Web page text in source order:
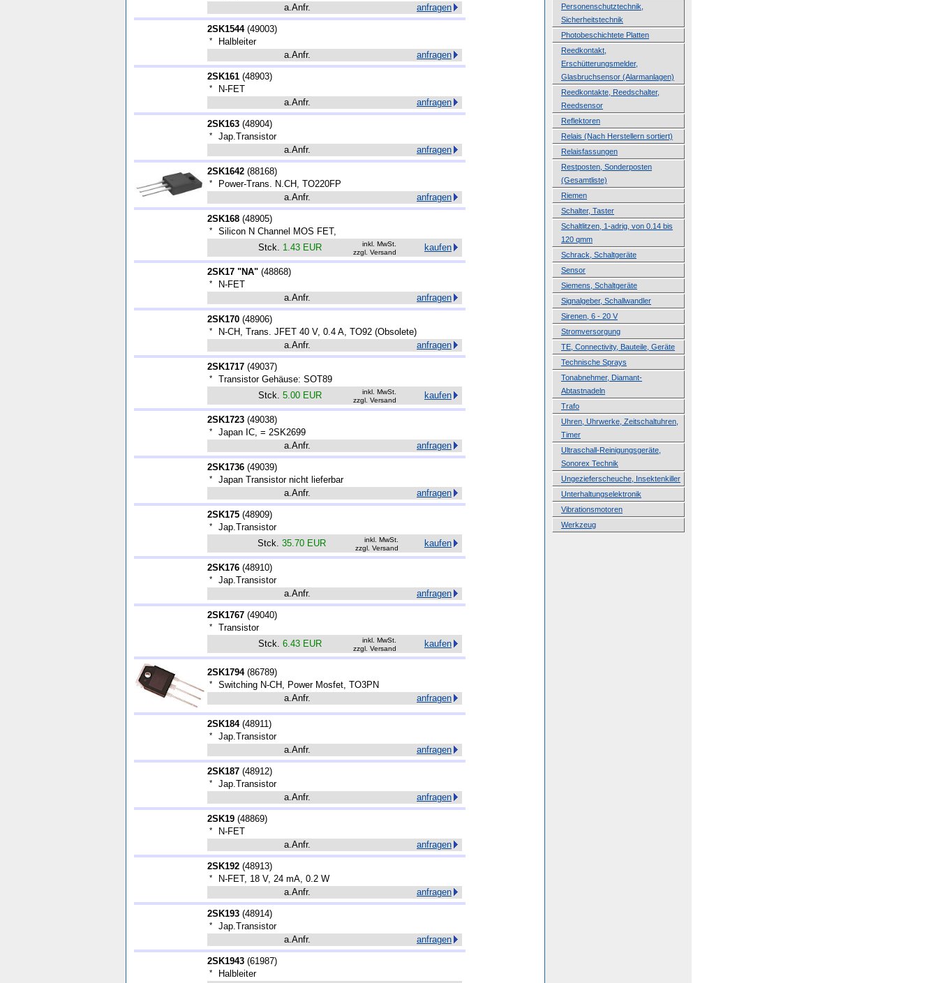
a.Anfr.
anfragen
2SK1544(49003)
*
Halbleiter
a.Anfr.
anfragen
2SK161 (48903)
*
N-FET
a.Anfr.
anfragen
2SK163 (48904)
*
Jap.Transistor
a.Anfr.
anfragen
2SK1642 (88168)
*
Power-Trans. N.CH, TO220FP
a.Anfr.
anfragen
2SK168 (48905)
*
Silicon N Channel MOS FET,
Stck. 1.43 EUR
inkl. MwSt.
zzgl. Versand
kaufen
2SK17 "NA" (48868)
*
N-FET
a.Anfr.
anfragen
2SK170 (48906)
*
N-CH, Trans. JFET 40 V, 0.4 A, TO92 (Obsolete)
a.Anfr.
anfragen
2SK1717 (49037)
*
Transistor Gehäuse: SOT89
Stck. 5.00 EUR
inkl. MwSt.
zzgl. Versand
kaufen
2SK1723 (49038)
*
Japan IC, = 2SK2699
a.Anfr.
anfragen
2SK1736 (49039)
*
Japan Transistor nicht lieferbar
a.Anfr.
anfragen
2SK175 (48909)
*
Jap.Transistor
Stck. 35.70 EUR
inkl. MwSt.
zzgl. Versand
kaufen
2SK176 (48910)
*
Jap.Transistor
a.Anfr.
anfragen
2SK1767 (49040)
*
Transistor
Stck. 6.43 EUR
inkl. MwSt.
zzgl. Versand
kaufen
2SK1794(86789)
*
Switching N-CH, Power Mosfet, TO3PN
a.Anfr.
anfragen
2SK184(48911)
*
Jap.Transistor
a.Anfr.
anfragen
2SK187 (48912)
*
Jap.Transistor
a.Anfr.
anfragen
2SK19 (48869)
*
N-FET
a.Anfr.
anfragen
2SK192 (48913)
*
N-FET, 18 V, 24 mA, 0.2 W
a.Anfr.
anfragen
2SK193 (48914)
*
Jap.Transistor
a.Anfr.
anfragen
2SK1943 (61987)
*
Halbleiter
Personenschutztechnik,
Sicherheitstechnik
Photobeschichtete Platten
Reedkontakt,
Erschütterungsmelder,
Glasbruchsensor (Alarmanlagen)
Reedkontakte, Reedschalter,
Reedsensor
Reflektoren
Relais (Nach Herstellern sortiert)
Relaisfassungen
Restposten, Sonderposten
(Gesamtliste)
Riemen
Schalter, Taster
Schaltlitzen, 1-adrig, von 0.14 bis
120 qmm
Schrack, Schaltgeräte
Sensor
Siemens, Schaltgeräte
Signalgeber, Schallwandler
Sirenen, 6 - 20 V
Stromversorgung
TE, Connectivity, Bauteile, Geräte
Technische Sprays
Tonabnehmer, Diamant-
Abtastnadeln
Trafo
Uhren, Uhrwerke, Zeitschaltuhren,
Timer
Ultraschall-Reinigungsgeräte,
Sonorex Technik
Ungezieferscheuche, Insektenkiller
Unterhaltungselektronik
Vibrationsmotoren
Werkzeug